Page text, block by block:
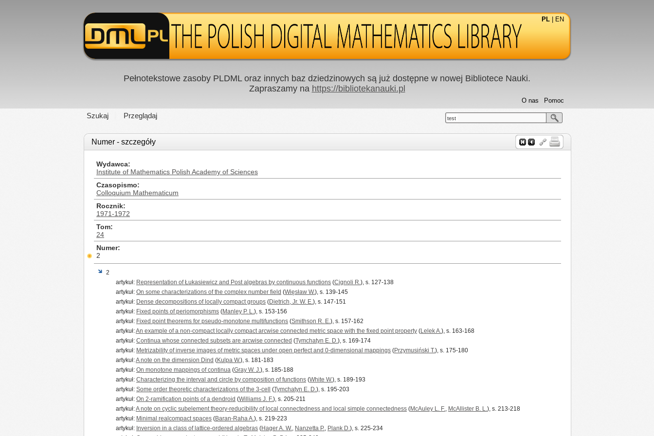
PL EN
Pełnotekstowe zasoby PLDML oraz innych baz dziedzinowych są już dostępne w nowej Bibliotece Nauki.
Zapraszamy na https://bibliotekanauki.pl
Szukaj Przeglądaj
Pomoc
O nas
test
Numer - szczegóły
Wydawca
Institute of Mathematics Polish Academy of Sciences
Czasopismo
Colloquium Mathematicum
Rocznik
1971-1972
Tom
24
Numer
2
2
artykuł: Representation of Łukasiewicz and Post algebras by continuous functions (Cignoli R.), s. 127-138
artykuł: On some characterizations of the complex number field (Więsław W.), s. 139-145
artykuł: Dense decompositions of locally compact groups (Dietrich, Jr. W. E.), s. 147-151
artykuł: Fixed points of periomorphisms (Manley P. L.), s. 153-156
artykuł: Fixed point theorems for pseudo-monotone multifunctions (Smithson R. E.), s. 157-162
artykuł:An example of a non-compact locally compact arcwise connected metric space with the fixed point property (Lelek A.), s. 163-168
artykuł: Continua whose connected subsets are arcwise connected (Tymchatyn E. D.), s. 169-174
artykuł: Metrizability of inverse images of metric spaces under open perfect and 0-dimensional mappings (Przymusiński T.), s. 175-180
artykuł:A note on the dimension Dind (Kulpa W.), s. 181-183
artykuł: On monotone mappings of continua (Gray W. J.), s. 185-188
artykuł: Characterizing the interval and circle by composition of functions (White W.), s. 189-193
artykuł: Some order theoretic characterizations of the 3-cell (Tymchatyn E. D.), s. 195-203
artykuł: On 2-ramification points of a dendroid (Williams J. F.), s. 205-211
artykuł:A note on cyclic subelement theory-reducibility of local connectedness and local simple connectedness (McAuley L. F., McAllister B. L.), s. 213-218
artykuł: Minimal realcompact spaces (Baran-Raha A.), s. 219-223
artykuł: Inversion in a class of lattice-ordered algebras (Hager A. W., Nanzetta P., Plank D.), s. 225-234